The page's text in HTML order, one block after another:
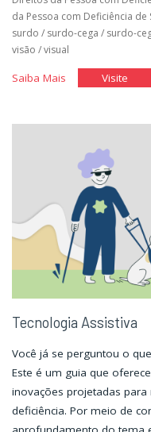
da Pessoa com Deficiência de
surdo / surdo-cega / surdo-
visão /visual
Saiba Mais"Jornada
pessoa
com
deficiência
no
mundo."
Visite
no
Tecnologia Assistiva
Você já se perguntou o
Este é um guia que
inovações projetadas
deficiência. Por meio de